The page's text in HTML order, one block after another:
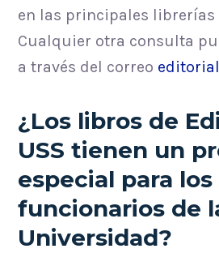
en las principales librerías
Cualquier otra consulta
a través del correo
¿Los libros de
USS tienen un
especial para los
funcionarios de
Universidad?